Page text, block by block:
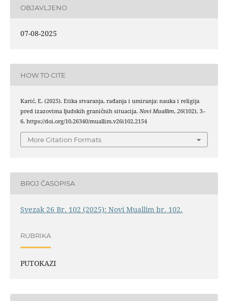
OBJAVLJENO
07-08-2025
HOW TO CITE
Karić, E. (2025). Etika stvaranja, rađanja i umiranja: nauka i religija
pred izazovima ljudskih graničnih situacija. Novi Muallim, 26(102), 3–
6. https://doi.org/10.26340/muallim.v26i102.2154
More Citation Formats
BROJ ČASOPISA
Svezak 26 Br. 102 (2025): Novi Muallim br. 102.
RUBRIKA
PUTOKAZI